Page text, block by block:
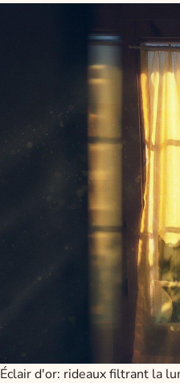
Éclair d'or: rideaux filtrant la